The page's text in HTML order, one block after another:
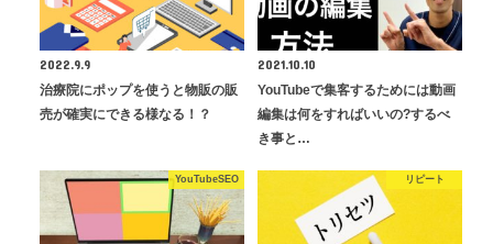
2022.9.9
治療院にポップを使うと物販の販
売が確実にできる様なる！？
2021.10.10
YouTubeで集客するためには動画
編集は何をすればいいの?するべ
き事と…
YouTubeSEO リピート